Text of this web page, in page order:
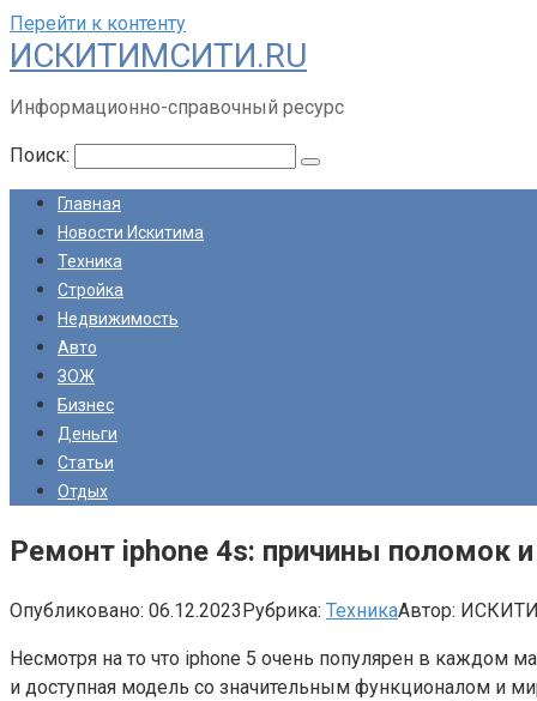
Перейти к контенту
ИСКИТИМСИТИ.RU
Информационно-справочный ресурс
Поиск:
Главная
Новости Искитима
Техника
Стройка
Недвижимость
Авто
ЗОЖ
Бизнес
Деньги
Статьи
Отдых
Ремонт iphone 4s: причины поломок
Опубликовано: 06.12.2023Рубрика: ТехникаАвтор:
Несмотря на то что iphone 5 очень популярен в каждом
и доступная модель со значительным функционалом и